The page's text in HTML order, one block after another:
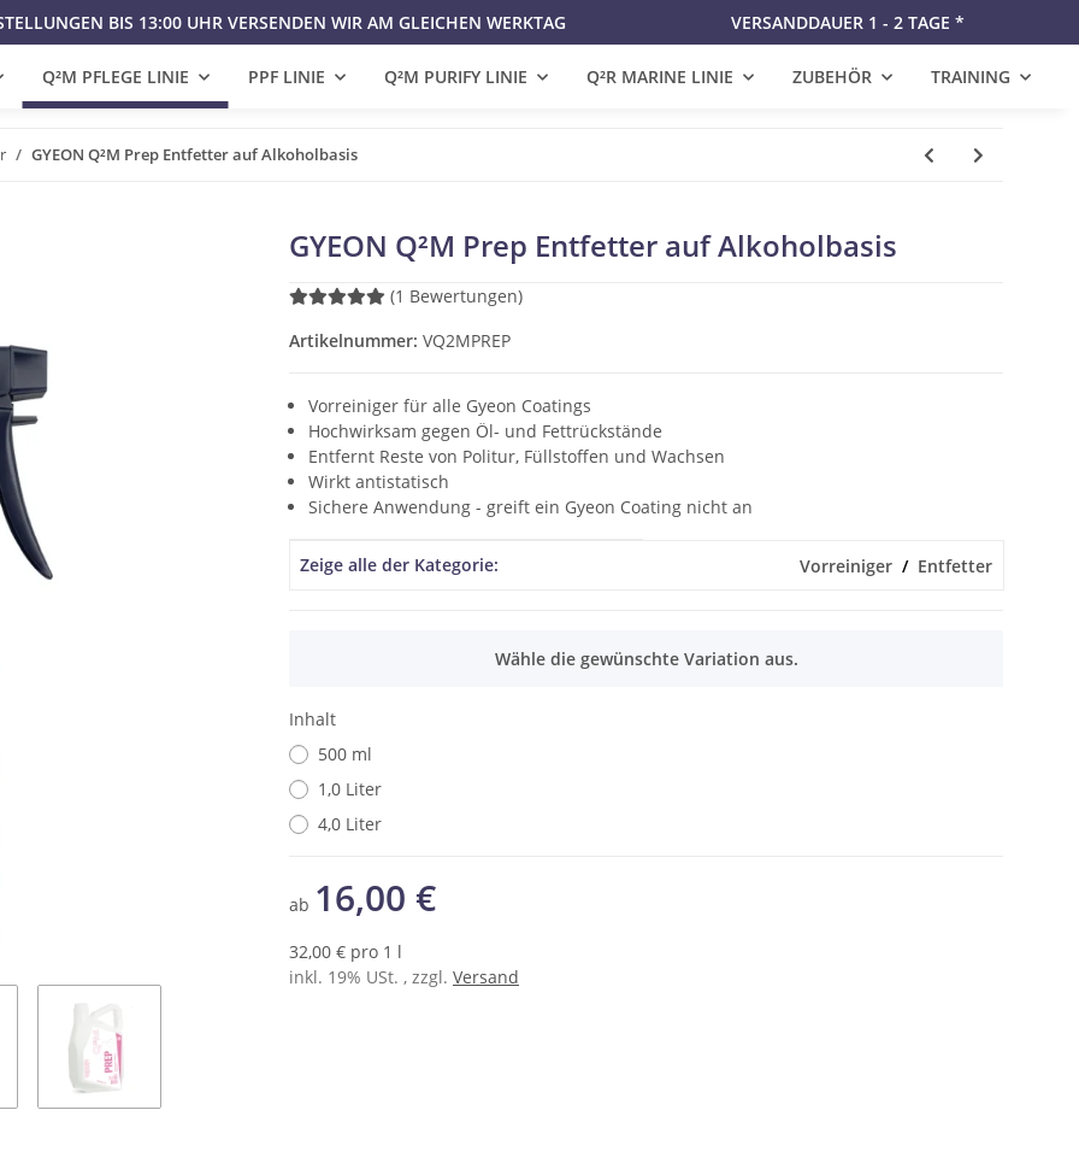
BIS 13:00 UHR VERSENDEN WIR AM GLEICHEN WERKTAG VERSANDDAUER 1 - 2 TAGE *
Q²M PFLEGE LINIE PPF LINIE Q²M PURIFY LINIE Q²R MARINE LINIE ZUBEHÖR TRAINING
GYEON Q²M Prep Entfetter auf Alkoholbasis
GYEON Q²M Prep Entfetter auf Alkoholbasis
(1 Bewertungen)
Artikelnummer: VQ2MPREP
Vorreiniger für alle Gyeon Coatings
Hochwirksam gegen Öl- und Fettrückstände
Entfernt Reste von Politur, Füllstoffen und Wachsen
Wirkt antistatisch
Sichere Anwendung - greift ein Gyeon Coating nicht an
Produkteigenschaft
Wert
Zeige alle der Kategorie: Vorreiniger Entfetter
Wähle die gewünschte Variation aus.
Inhalt
500 ml
1,0 Liter
4,0 Liter
ab 16,00 €
32,00 € pro 1 l
inkl. 19% USt. , zzgl. Versand